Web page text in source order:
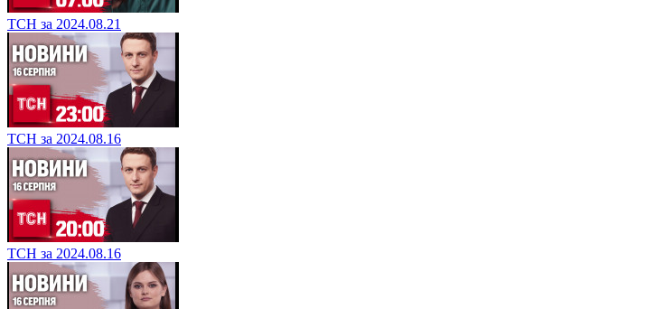
ТСН за 2024.08.21
ТСН за 2024.08.16
ТСН за 2024.08.16